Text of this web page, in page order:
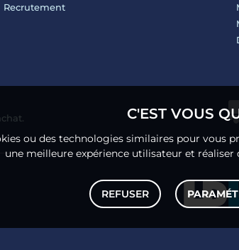
Recrutement
C'EST VOUS
ou des technologies similaires pour vous
une meilleure expérience utilisateur et réaliser
REFUSER